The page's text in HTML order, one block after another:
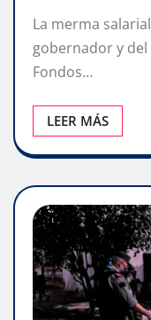
La merma
gobernador y del
Fondos…
LEER MÁS